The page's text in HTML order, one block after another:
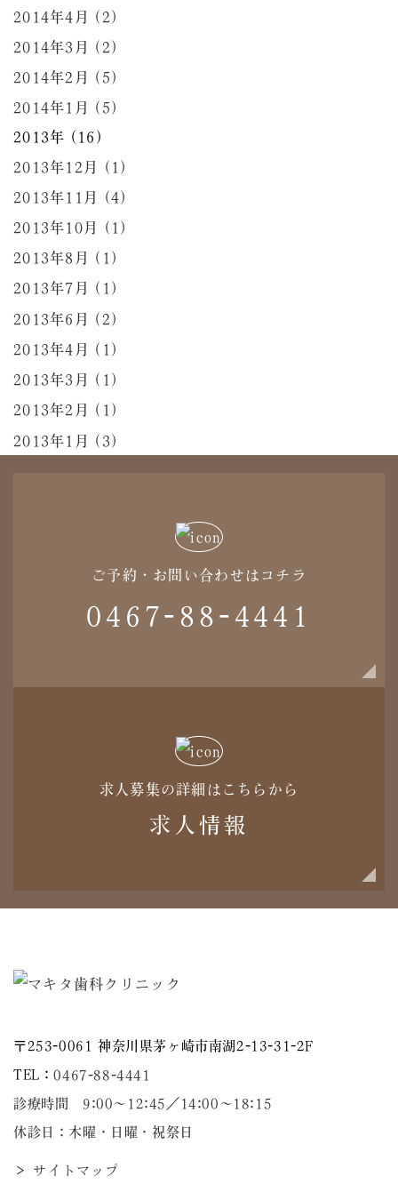
2014年4月 (2)
2014年3月 (2)
2014年2月 (5)
2014年1月 (5)
2013年 (16)
2013年12月 (1)
2013年11月 (4)
2013年10月 (1)
2013年8月 (1)
2013年7月 (1)
2013年6月 (2)
2013年4月 (1)
2013年3月 (1)
2013年2月 (1)
2013年1月 (3)
ご予約・お問い合わせはコチラ
0467-88-4441
求人募集の詳細はこちらから
求人情報
〒253-0061 神奈川県茅ヶ崎市南湖2-13-31-2F
TEL：0467-88-4441
診療時間 9:00～12:45／14:00〜18:15
休診日：木曜・日曜・祝祭日
＞ サイトマップ